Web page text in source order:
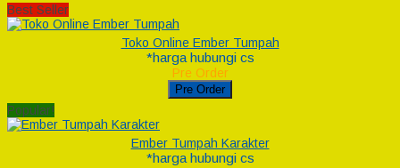
Best Seller
Toko Online Ember Tumpah
*harga hubungi cs
Pre Order
Pre Order
Popular!
Ember Tumpah Karakter
*harga hubungi cs